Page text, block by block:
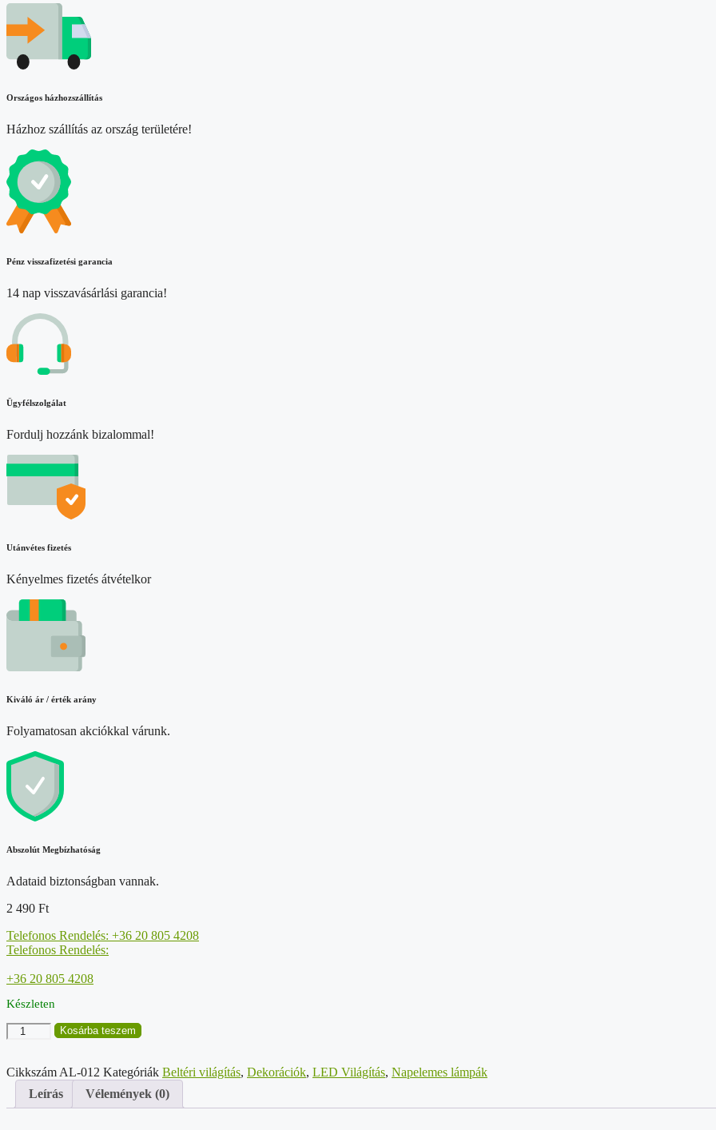
Országos házhozszállítás
Házhoz szállítás az ország területére!
Pénz visszafizetési garancia
14 nap visszavásárlási garancia!
Ügyfélszolgálat
Fordulj hozzánk bizalommal!
Utánvétes fizetés
Kényelmes fizetés átvételkor
Kiváló ár / érték arány
Folyamatosan akciókkal várunk.
Abszolút Megbízhatóság
Adataid biztonságban vannak.
2 490 Ft
Telefonos Rendelés: +36 20 805 4208
Telefonos Rendelés:
+36 20 805 4208
Készleten
Napelemes
asztali
fehér
13006
Kosárba teszem
Cikkszám AL-012 Kategóriák Beltéri világítás, Dekorációk, LED Világítás, Napelemes lámpák
Leírás
Vélemények (0)